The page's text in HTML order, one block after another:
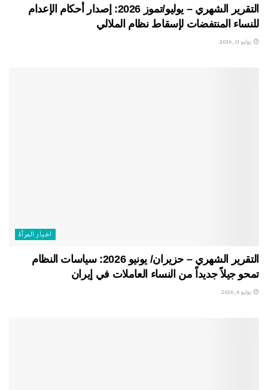
التقرير الشهري – يوليو/تموز 2026: إصدار أحكام الإعدام
للنساء المنتفضات لإسقاط نظام الملالي
يوليو 31, 2026
اخبار المرأة
التقرير الشهري – حزيران/ يونيو 2026: سياسات النظام
تمحو جيلاً جديداً من النساء العاملات في إيران
يوليو 6, 2026